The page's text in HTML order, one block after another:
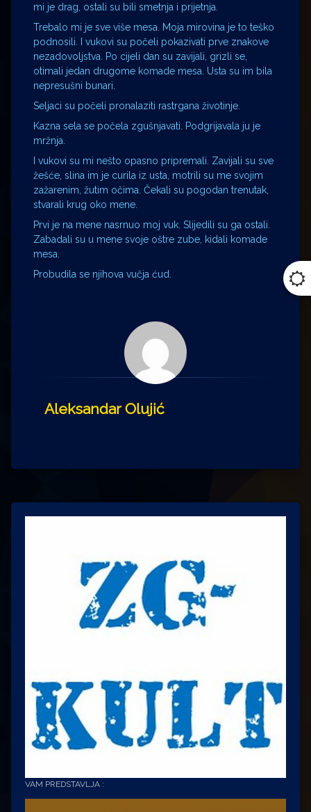
mi je drag, ostali su bili smetnja i prijetnja.
Trebalo mi je sve više mesa. Moja mirovina je to teško
podnosili. I vukovi su počeli pokazivati prve znakove
nezadovoljstva. Po cijeli dan su zavijali, grizli se,
otimali jedan drugome komade mesa. Usta su im bila
nepresušni bunari.
Seljaci su počeli pronalaziti rastrgana životinje.
Kazna sela se počela zgušnjavati. Podgrijavala ju je
mržnja.
I vukovi su mi nešto opasno pripremali. Zavijali su sve
žešće, slina im je curila iz usta, motrili su me svojim
zažarenim, žutim očima. Čekali su pogodan trenutak,
stvarali krug oko mene.
Prvi je na mene nasrnuo moj vuk. Slijedili su ga ostali.
Zabadali su u mene svoje oštre zube, kidali komade
mesa.
Probudila se njihova vučja ćud.
Aleksandar Olujić
VAM PREDSTAVLJA :